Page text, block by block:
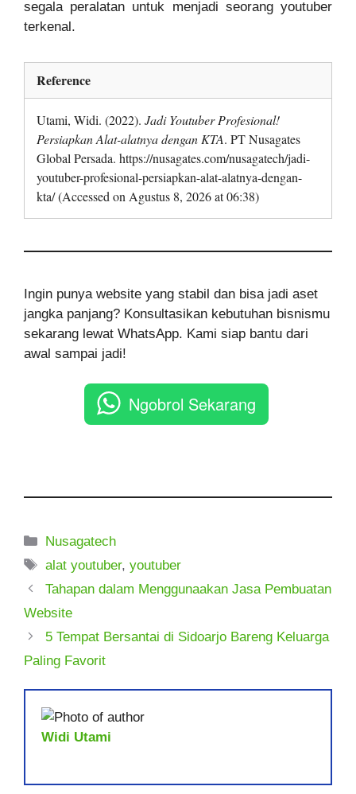
segala peralatan untuk menjadi seorang youtuber
terkenal.
Reference
Utami, Widi. (2022). Jadi Youtuber Profesional!
Persiapkan Alat-alatnya dengan KTA. PT Nusagates
Global Persada. https://nusagates.com/nusagatech/jadi-
youtuber-profesional-persiapkan-alat-alatnya-dengan-
kta/ (Accessed on Agustus 8, 2026 at 06:38)
Ingin punya website yang stabil dan bisa jadi aset
jangka panjang? Konsultasikan kebutuhan bisnismu
sekarang lewat WhatsApp. Kami siap bantu dari
awal sampai jadi!
Ngobrol Sekarang
Kategori
Nusagatech
Tag
alat youtuber,youtuber
Tahapan dalam Menggunaakan Jasa Pembuatan
Website
5 Tempat Bersantai di Sidoarjo Bareng Keluarga
Paling Favorit
Widi Utami